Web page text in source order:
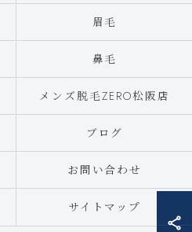
眉毛
鼻毛
メンズ脱毛ZERO松阪店
ブログ
お問い合わせ
サイトマップ